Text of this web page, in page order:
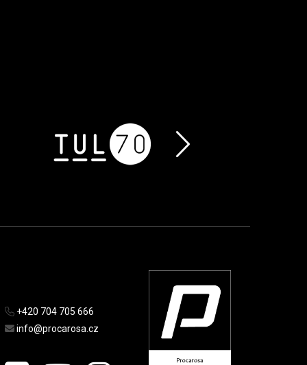
+420 704 705 666
info@procarosa.cz